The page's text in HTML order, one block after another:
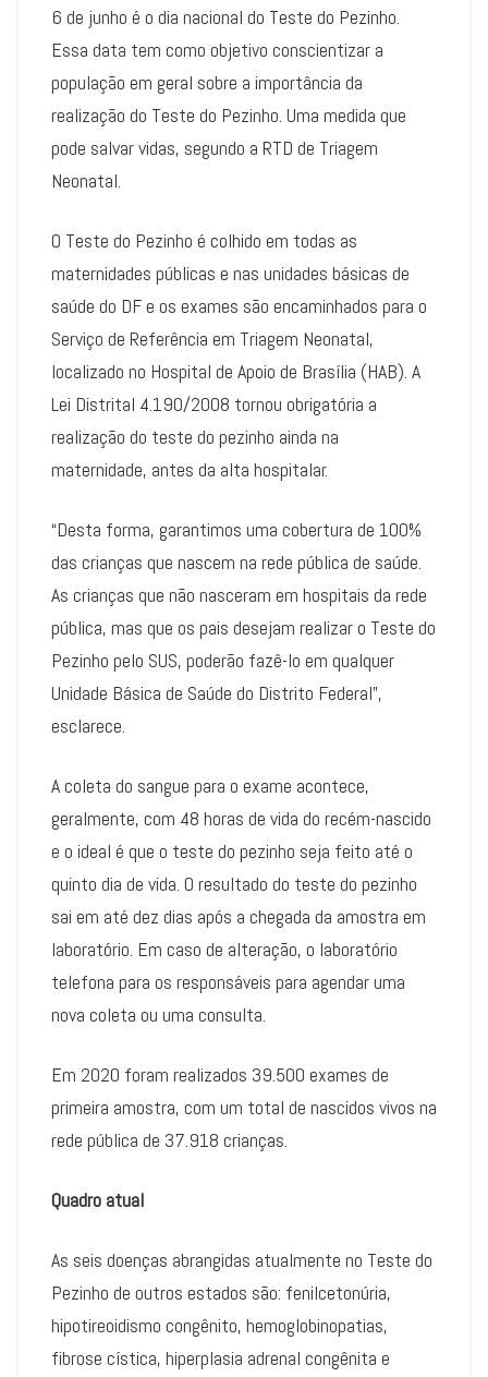
6 de junho é o dia nacional do Teste do Pezinho.
Essa data tem como objetivo conscientizar a
população em geral sobre a importância da
realização do Teste do Pezinho. Uma medida que
pode salvar vidas, segundo a RTD de Triagem
Neonatal.
O Teste do Pezinho é colhido em todas as
maternidades públicas e nas unidades básicas de
saúde do DF e os exames são encaminhados para o
Serviço de Referência em Triagem Neonatal,
localizado no Hospital de Apoio de Brasília (HAB). A
Lei Distrital 4.190/2008 tornou obrigatória a
realização do teste do pezinho ainda na
maternidade, antes da alta hospitalar.
“Desta forma, garantimos uma cobertura de 100%
das crianças que nascem na rede pública de saúde.
As crianças que não nasceram em hospitais da rede
pública, mas que os pais desejam realizar o Teste do
Pezinho pelo SUS, poderão fazê-lo em qualquer
Unidade Básica de Saúde do Distrito Federal”,
esclarece.
A coleta do sangue para o exame acontece,
geralmente, com 48 horas de vida do recém-nascido
e o ideal é que o teste do pezinho seja feito até o
quinto dia de vida. O resultado do teste do pezinho
sai em até dez dias após a chegada da amostra em
laboratório. Em caso de alteração, o laboratório
telefona para os responsáveis para agendar uma
nova coleta ou uma consulta.
Em 2020 foram realizados 39.500 exames de
primeira amostra, com um total de nascidos vivos na
rede pública de 37.918 crianças.
Quadro atual
As seis doenças abrangidas atualmente no Teste do
Pezinho de outros estados são: fenilcetonúria,
hipotireoidismo congênito, hemoglobinopatias,
fibrose cística, hiperplasia adrenal congênita e